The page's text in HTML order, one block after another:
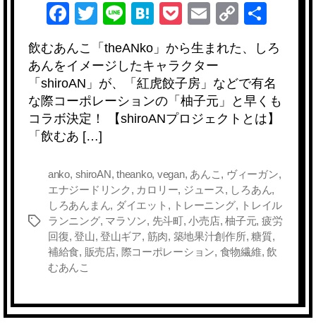
F
c
e
b
o
o
k
T
wi
tt
er
Li
e
H
e
n
a
P
o
ck
et
E
m
ail
C
p
y
Li
n
飲むあんこ「theANko」から生まれた、しろ
あんをイメージしたキャラクター
「shiroAN」が、「紅虎餃子房」などで有名
な際コーポレーションの「柚子元」と早くも
コラボ決定！ 【shiroANプロジェクトとは】
「飲むあ […]
タ
anko, shiroAN,theanko, vegan, あんこ , ヴィーガン,
エナジードリンク , カロリー, ジュース, しろあん,
しろあんまん, ダイエット , トレーニング, トレイル
ランニング, マラソン, 先斗町,小売店,柚子元, 疲労
回復, 登山, 登山ギア, 筋肉, 築地果汁創作所,糖質,
補給食, 販売店, 際コーポレーション, 食物繊維,飲
むあんこ